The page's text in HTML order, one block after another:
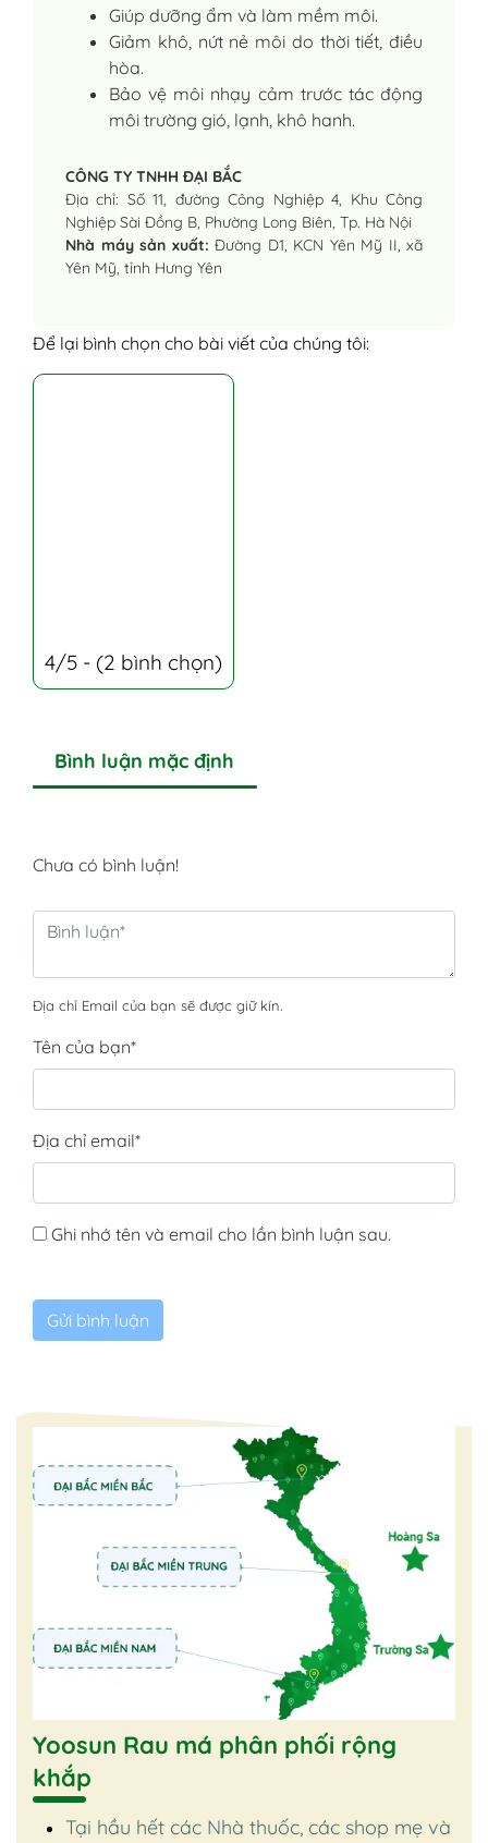
Giúp dưỡng ẩm và làm mềm môi.
Giảm khô, nứt nẻ môi do thời tiết, điều
hòa.
Bảo vệ môi nhạy cảm trước tác động
môi trường gió, lạnh, khô hanh.
CÔNG TY TNHH ĐẠI BẮC
Địa chỉ: Số 11, đường Công Nghiệp 4, Khu Công
Nghiệp Sài Đồng B, Phường Long Biên, Tp. Hà Nội
Nhà máy sản xuất: Đường D1, KCN Yên Mỹ II, xã
Yên Mỹ, tỉnh Hưng Yên
Để lại bình chọn cho bài viết của chúng tôi:
4/5 - (2 bình chọn)
Bình luận mặc định
Chưa có bình luận!
Địa chỉ Email của bạn sẽ được giữ kín.
Tên của bạn*
Địa chỉ email*
Ghi nhớ tên và email cho lần bình luận sau.
Yoosun Rau má phân phối rộng
khắp
Tại hầu hết các Nhà thuốc, các shop mẹ và